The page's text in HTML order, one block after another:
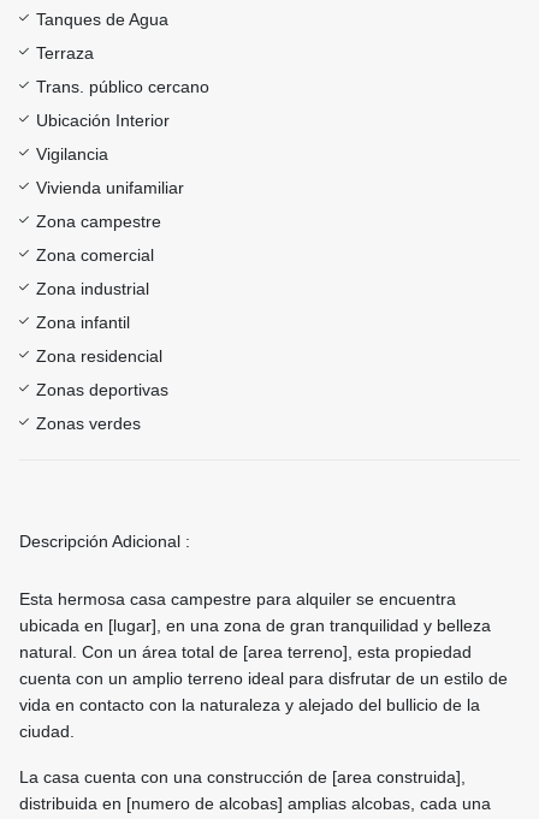
Tanques de Agua
Terraza
Trans. público cercano
Ubicación Interior
Vigilancia
Vivienda unifamiliar
Zona campestre
Zona comercial
Zona industrial
Zona infantil
Zona residencial
Zonas deportivas
Zonas verdes
Descripción Adicional :
Esta hermosa casa campestre para alquiler se encuentra
ubicada en [lugar], en una zona de gran tranquilidad y belleza
natural. Con un área total de [area terreno], esta propiedad
cuenta con un amplio terreno ideal para disfrutar de un estilo de
vida en contacto con la naturaleza y alejado del bullicio de la
ciudad.
La casa cuenta con una construcción de [area construida],
distribuida en [numero de alcobas] amplias alcobas, cada una